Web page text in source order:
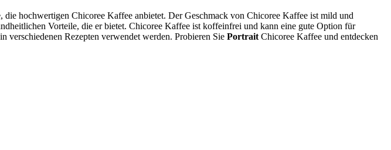
die hochwertigen Chicoree Kaffee anbietet. Der Geschmack von Chicoree Kaffee ist mild und
Vorteile, die er bietet. Chicoree Kaffee ist koffeinfrei und kann eine gute Option für
verschiedenen Rezepten verwendet werden. Probieren Sie Portrait Chicoree Kaffee und entdecken